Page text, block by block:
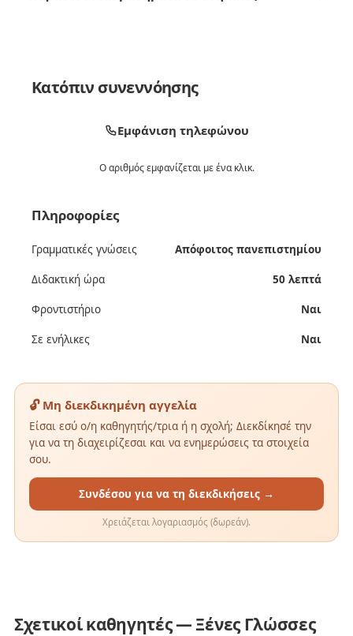
Κατόπιν συνεννόησης
Εμφάνιση τηλεφώνου
Ο αριθμός εμφανίζεται με ένα κλικ.
Πληροφορίες
Γραμματικές γνώσεις Απόφοιτος πανεπιστημίου
Διδακτική ώρα 50 λεπτά
Φροντιστήριο Ναι
Σε ενήλικες Ναι
🔓 Μη διεκδικημένη αγγελία
Είσαι εσύ ο/η καθηγητής/τρια ή η σχολή; Διεκδίκησέ την
για να τη διαχειρίζεσαι και να ενημερώσεις τα στοιχεία
σου.
Συνδέσου για να τη διεκδικήσεις →
Χρειάζεται λογαριασμός (δωρεάν).
Σχετικοί καθηγητές — Ξένες Γλώσσες